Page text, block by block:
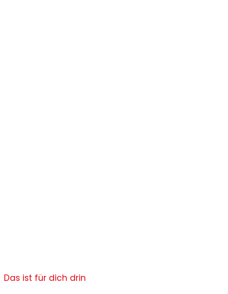
Das ist für dich drin